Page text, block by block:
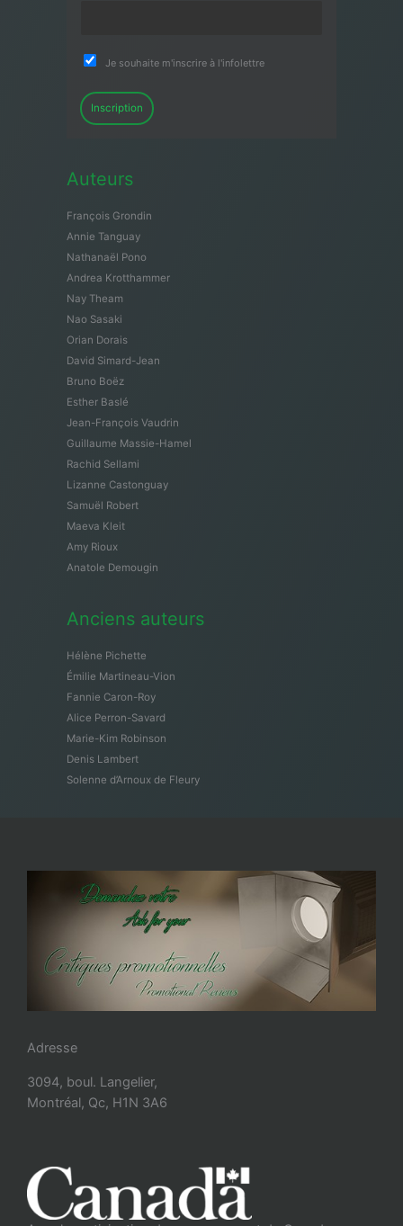
Je souhaite m'inscrire à l'infolettre
Inscription
Auteurs
François Grondin
Annie Tanguay
Nathanaël Pono
Andrea Krotthammer
Nay Theam
Nao Sasaki
Orian Dorais
David Simard-Jean
Bruno Boëz
Esther Baslé
Jean-François Vaudrin
Guillaume Massie-Hamel
Rachid Sellami
Lizanne Castonguay
Samuël Robert
Maeva Kleit
Amy Rioux
Anatole Demougin
Anciens auteurs
Hélène Pichette
Émilie Martineau-Vion
Fannie Caron-Roy
Alice Perron-Savard
Marie-Kim Robinson
Denis Lambert
Solenne d’Arnoux de Fleury
Adresse
3094, boul. Langelier,
Montréal, Qc, H1N 3A6